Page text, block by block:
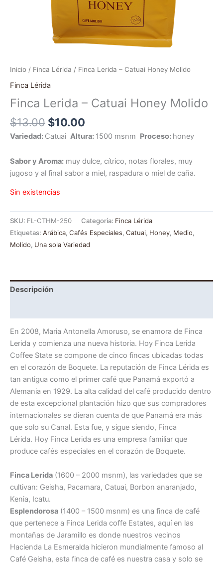
Inicio / Finca Lérida / Finca Lerida – Catuai Honey Molido
Finca Lérida
Finca Lerida – Catuai Honey Molido
$13.00 $10.00
Variedad: Catuai Altura: 1500 msnm Proceso: honey
Sabor y Aroma: muy dulce, cítrico, notas florales, muy
jugoso y al final sabor a miel, raspadura o miel de caña.
Sin existencias
SKU: FL-CTHM-250 Categoría: Finca Lérida
Etiquetas: Arábica, Cafés Especiales, Catuai, Honey, Medio,
Molido, Una sola Variedad
Descripción
En 2008, Maria Antonella Amoruso, se enamora de Finca
Lerida y comienza una nueva historia. Hoy Finca Lerida
Coffee State se compone de cinco fincas ubicadas todas
en el corazón de Boquete. La reputación de Finca Lérida es
tan antigua como el primer café que Panamá exportó a
Alemania en 1929. La alta calidad del café producido dentro
de esta excepcional plantación hizo que sus compradores
internacionales se dieran cuenta de que Panamá era más
que solo su Canal. Esta fue, y sigue siendo, Finca
Lérida. Hoy Finca Lerida es una empresa familiar que
produce cafés especiales en el corazón de Boquete.
Finca Lerida (1600 – 2000 msnm), las variedades que se
cultivan: Geisha, Pacamara, Catuai, Borbon anaranjado,
Kenia, Icatu.
Esplendorosa (1400 – 1500 msnm) es una finca de café
que pertenece a Finca Lerida coffe Estates, aquí en las
montañas de Jaramillo es donde nuestros vecinos
Hacienda La Esmeralda hicieron mundialmente famoso al
Café Geisha, esta finca de café es nuestra casa y solo se